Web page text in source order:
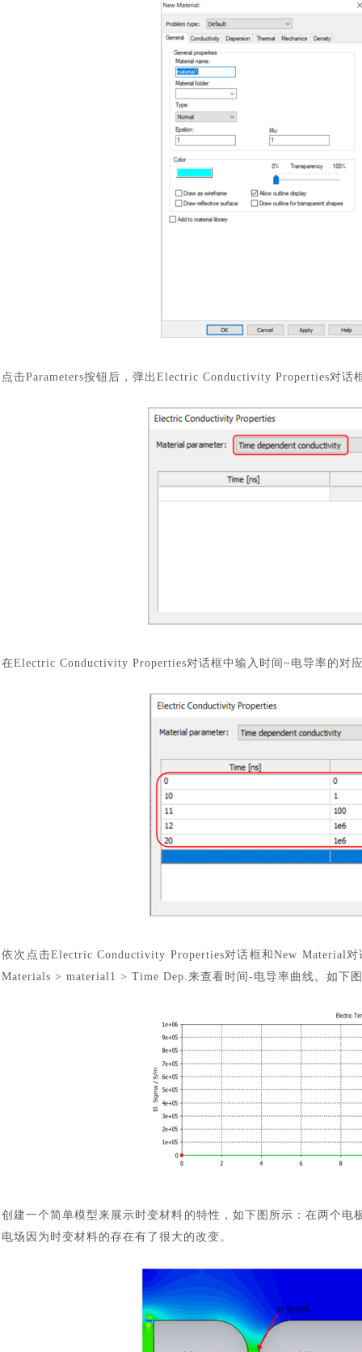
点击Parameters按钮后，弹出Electric Conductivity Properties对话
在Electric Conductivity Properties对话框中输入时间~电导率的对
依次点击Electric Conductivity Properties对话框和New Material
Materials > material1 > Time Dep.来查看时间-电导率曲线。如下
创建一个简单模型来展示时变材料的特性，如下图所示：在两个
电场因为时变材料的存在有了很大的改变。